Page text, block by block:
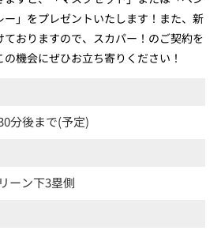
」をプレゼントいたします！また、新
おりますので、スカパー！のご契約を
機会にぜひお立ち寄りください！
分後まで(予定)
ーン下3塁側